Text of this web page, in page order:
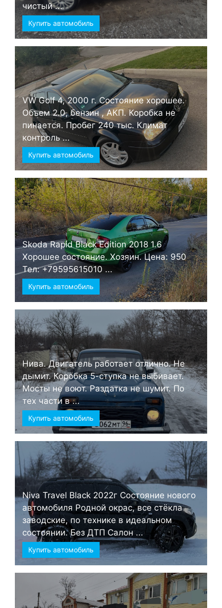
чистый ...
Купить автомобиль
VW Golf 4, 2000 г. Состояние хорошее.
Объем 2.0, бензин , АКП. Коробка не
пинается. Пробег 240 тыс. Климат
контроль ...
Купить автомобиль
Skoda Rapid Black Edition 2018 1.6
Хорошее состояние. Хозяин. Цена: 950
Тел: +79595615010 ...
Купить автомобиль
Нива. Двигатель работает отлично. Не
дымит. Коробка 5-ступка не выбивает.
Мосты не воют. Раздатка не шумит. По
тех части в ...
Купить автомобиль
Niva Travel Black 2022г Состояние нового
автомобиля Родной окрас, все стёкла
заводские, по технике в идеальном
состоянии. Без ДТП Салон ...
Купить автомобиль